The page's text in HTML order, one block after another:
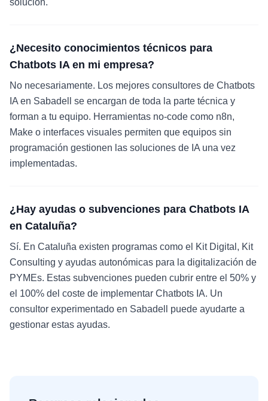
solución.
¿Necesito conocimientos técnicos para
Chatbots IA en mi empresa?
No necesariamente. Los mejores consultores de Chatbots
IA en Sabadell se encargan de toda la parte técnica y
forman a tu equipo. Herramientas no-code como n8n,
Make o interfaces visuales permiten que equipos sin
programación gestionen las soluciones de IA una vez
implementadas.
¿Hay ayudas o subvenciones para Chatbots IA
en Cataluña?
Sí. En Cataluña existen programas como el Kit Digital, Kit
Consulting y ayudas autonómicas para la digitalización de
PYMEs. Estas subvenciones pueden cubrir entre el 50% y
el 100% del coste de implementar Chatbots IA. Un
consultor experimentado en Sabadell puede ayudarte a
gestionar estas ayudas.